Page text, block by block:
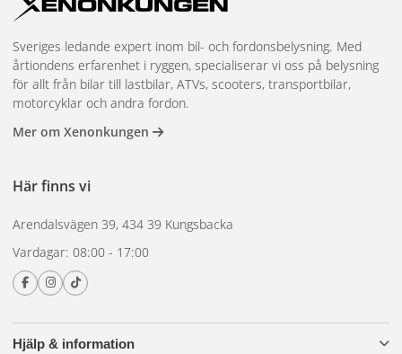
Hjälp & information
Sveriges ledande expert inom bil- och fordonsbelysning. Med
årtiondens erfarenhet i ryggen, specialiserar vi oss på belysning
för allt från bilar till lastbilar, ATVs, scooters, transportbilar,
motorcyklar och andra fordon.
Mer om Xenonkungen
Här finns vi
Arendalsvägen 39, 434 39 Kungsbacka
Vardagar: 08:00 - 17:00